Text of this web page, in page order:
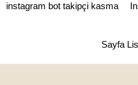
instagram bot takipçi kasma
Sayfa